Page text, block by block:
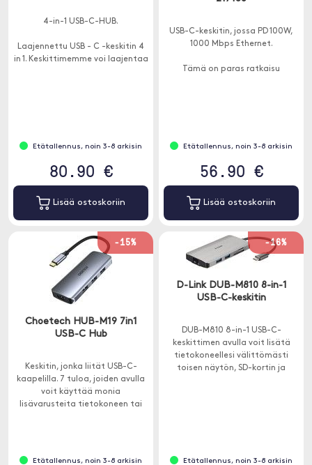
4-in-1 USB-C-HUB.
Laajennettu USB - C -keskitin 4
in 1. Keskittimemme voi laajentaa
Etätallennus, noin 3-8 arkisin
80.90 €
Lisää ostoskoriin
USB-C-keskitin, jossa PD 100W,
1000 Mbps Ethernet.
Tämä on paras ratkaisu
Etätallennus, noin 3-8 arkisin
56.90 €
Lisää ostoskoriin
-15%
Choetech HUB-M19 7in1
USB-C Hub
Keskitin, jonka liität USB-C-
kaapelilla. 7 tuloa, joiden avulla
voit käyttää monia
lisävarusteita tietokoneen tai
Etätallennus, noin 3-8 arkisin
-16%
D-Link DUB-M810 8-in-1
USB-C-keskitin
DUB-M810 8-in-1 USB-C-
keskittimen avulla voit lisätä
tietokoneellesi välittömästi
toisen näytön, SD-kortin ja
Etätallennus, noin 3-8 arkisin